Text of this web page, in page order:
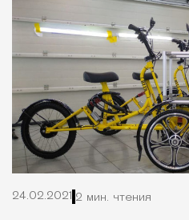
24.02.2021 2 мин. чтения